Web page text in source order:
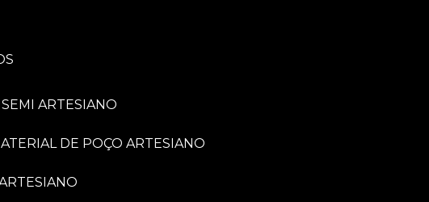
SEMI ARTESIANO
MATERIAL DE POÇO ARTESIANO